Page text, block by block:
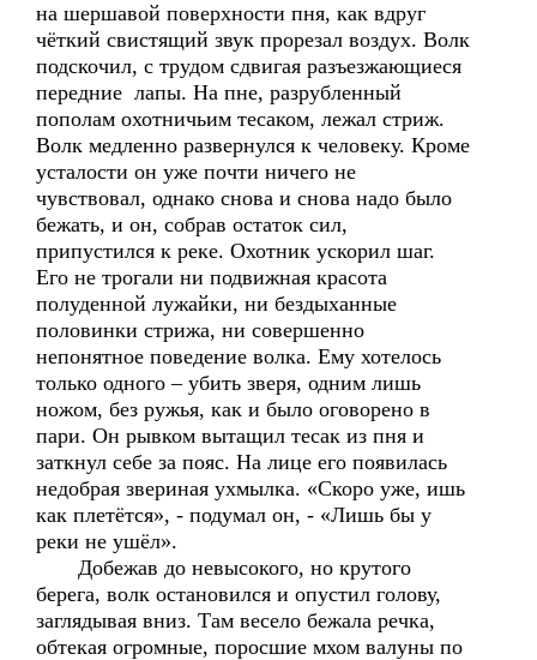
на шершавой поверхности пня, как вдруг
чёткий свистящий звук прорезал воздух. Волк
подскочил, с трудом сдвигая разъезжающиеся
передние лапы. На пне, разрубленный
пополам охотничьим тесаком, лежал стриж.
Волк медленно развернулся к человеку. Кроме
усталости он уже почти ничего не
чувствовал, однако снова и снова надо было
бежать, и он, собрав остаток сил,
припустился к реке. Охотник ускорил шаг.
Его не трогали ни подвижная красота
полуденной лужайки, ни бездыханные
половинки стрижа, ни совершенно
непонятное поведение волка. Ему хотелось
только одного – убить зверя, одним лишь
ножом, без ружья, как и было оговорено в
пари. Он рывком вытащил тесак из пня и
заткнул себе за пояс. На лице его появилась
недобрая звериная ухмылка. «Скоро уже, ишь
как плетётся», - подумал он, - «Лишь бы у
реки не ушёл».
Добежав до невысокого, но крутого
берега, волк остановился и опустил голову,
заглядывая вниз. Там весело бежала речка,
обтекая огромные, поросшие мхом валуны по